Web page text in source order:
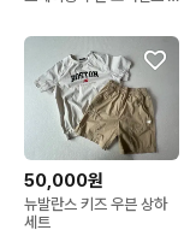
50,000원
뉴발란스 키즈 우븐 상하
세트